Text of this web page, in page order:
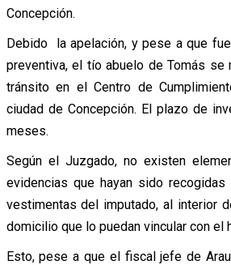
Concepción.
Debido la apelación, y pese a que
preventiva, el tío abuelo de Tomás se
tránsito en el Centro de
ciudad de Concepción. El plazo de
meses.
Según el Juzgado, no existen
evidencias que hayan sido
vestimentas del imputado, al interior
domicilio que lo puedan vincular con el
Esto, pese a que el fiscal jefe de